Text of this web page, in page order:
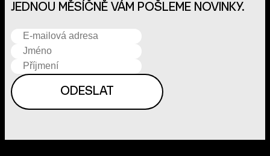
JEDNOU MĚSÍČNĚ VÁM POŠLEME NOVINKY.